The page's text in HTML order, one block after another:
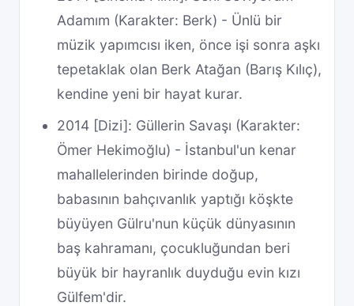
Adamım (Karakter: Berk) - Ünlü bir
müzik yapımcısı iken, önce işi sonra aşkı
tepetaklak olan Berk Atağan (Barış Kılıç),
kendine yeni bir hayat kurar.
2014 [Dizi]: Güllerin Savaşı (Karakter:
Ömer Hekimoğlu) - İstanbul'un kenar
mahallelerinden birinde doğup,
babasının bahçıvanlık yaptığı köşkte
büyüyen Gülru'nun küçük dünyasının
baş kahramanı, çocukluğundan beri
büyük bir hayranlık duyduğu evin kızı
Gülfem'dir.